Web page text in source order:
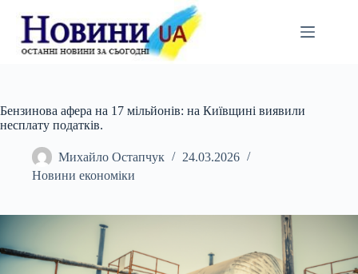
вмісту
Бензинова афера на 17 мільйонів: на Київщині виявили
несплату податків.
Михайло Остапчук
24.03.2026
Новини економіки